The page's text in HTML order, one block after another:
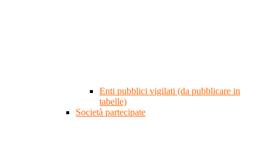
Enti pubblici vigilati (da pubblicare in
tabelle)
Società partecipate